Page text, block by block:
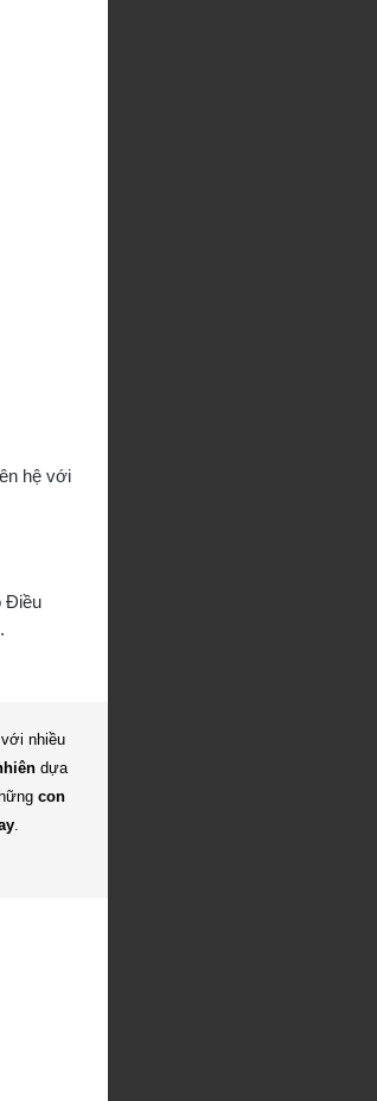
hệ với
Điều
với nhiều
dựa
con